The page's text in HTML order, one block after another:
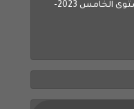
جميع فروض المرحلة الأولى المستوى الخامس 2023-